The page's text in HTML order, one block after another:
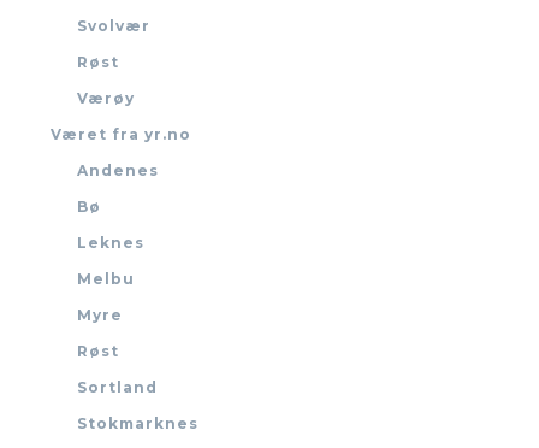
Svolvær
Røst
Værøy
Været fra yr.no
Andenes
Bø
Leknes
Melbu
Myre
Røst
Sortland
Stokmarknes